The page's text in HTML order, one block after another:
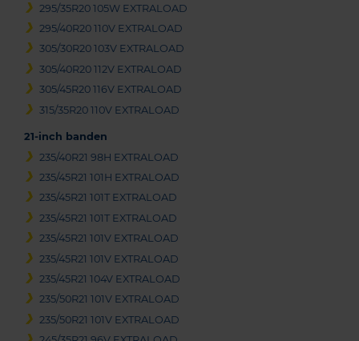
295/35R20 105W EXTRALOAD
295/40R20 110V EXTRALOAD
305/30R20 103V EXTRALOAD
305/40R20 112V EXTRALOAD
305/45R20 116V EXTRALOAD
315/35R20 110V EXTRALOAD
21-inch banden
235/40R21 98H EXTRALOAD
235/45R21 101H EXTRALOAD
235/45R21 101T EXTRALOAD
235/45R21 101T EXTRALOAD
235/45R21 101V EXTRALOAD
235/45R21 101V EXTRALOAD
235/45R21 104V EXTRALOAD
235/50R21 101V EXTRALOAD
235/50R21 101V EXTRALOAD